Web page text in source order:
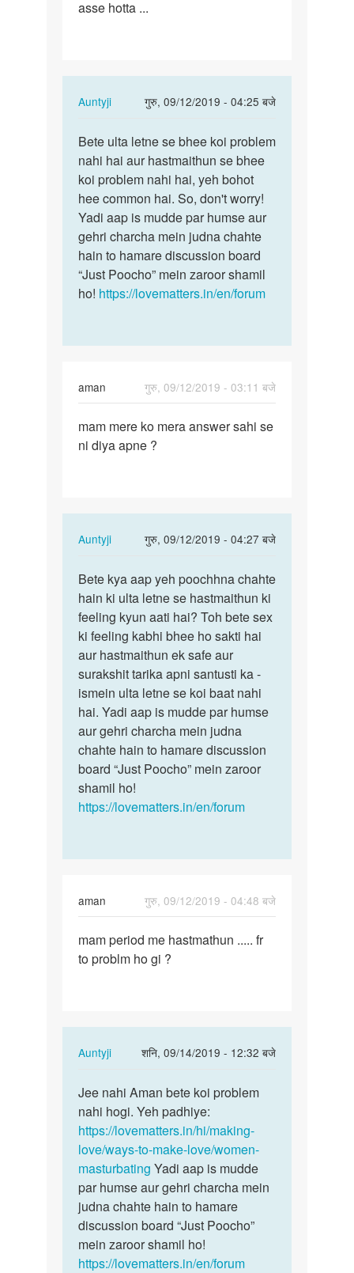
all
asse hotta ...
Auntyji
गुरु, 09/12/2019 - 04:25 बजे
In
to
mam,period
nd
all
me
bhi
koi…
by
aman
Bete
ulta
letne
se
bhee
koi…
Bete ulta letne se bhee koi problem
nahi hai aur hastmaithun se bhee
koi problem nahi hai, yeh bohot
hee common hai. So, don't worry!
Yadi aap is mudde par humse aur
gehri charcha mein judna chahte
hain to hamare discussion board
“Just Poocho” mein zaroor shamil
ho! https://lovematters.in/en/forum
aman
गुरु, 09/12/2019 - 03:11 बजे
mam
mere
mam mere ko mera answer sahi se
ni diya apne ?
Auntyji
गुरु, 09/12/2019 - 04:27 बजे
In
to
mam
mere
ko
mera
answer
sahi…
by
aman
Bete
kya
aap
yeh
poochhna…
Bete kya aap yeh poochhna chahte
hain ki ulta letne se hastmaithun ki
feeling kyun aati hai? Toh bete sex
ki feeling kabhi bhee ho sakti hai
aur hastmaithun ek safe aur
surakshit tarika apni santusti ka -
ismein ulta letne se koi baat nahi
hai. Yadi aap is mudde par humse
aur gehri charcha mein judna
chahte hain to hamare discussion
board “Just Poocho” mein zaroor
shamil ho!
https://lovematters.in/en/forum
aman
गुरु, 09/12/2019 - 04:48 बजे
mam
period
mam period me hastmathun ..... fr
to problm ho gi ?
Auntyji
शनि, 09/14/2019 - 12:32 बजे
In
to
mam
period
me
hastmathun
…
by
aman
Jee
nahi
Aman
bete
koi…
Jee nahi Aman bete koi problem
nahi hogi. Yeh padhiye:
https://lovematters.in/hi/making-
love/ways-to-make-love/women-
masturbating Yadi aap is mudde
par humse aur gehri charcha mein
judna chahte hain to hamare
discussion board “Just Poocho”
mein zaroor shamil ho!
https://lovematters.in/en/forum